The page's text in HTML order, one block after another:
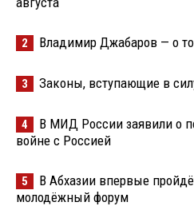
2 Владимир Джабаров — о
3 Законы, вступающие в
4
В МИД России заявили о
войне с Россией
5
В Абхазии впервые
молодёжный форум